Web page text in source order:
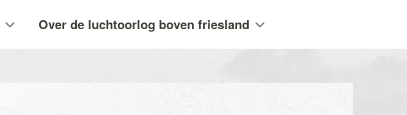
Over de luchtoorlog boven friesland